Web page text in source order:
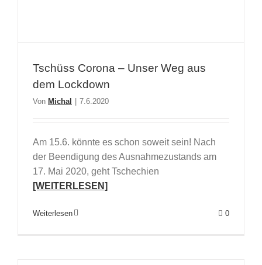
Tschüss Corona – Unser Weg aus
dem Lockdown
Von Michal 7.6.2020
Am 15.6. könnte es schon soweit sein! Nach
der Beendigung des Ausnahmezustands am
17. Mai 2020, geht Tschechien
[WEITERLESEN]
Weiterlesen 0